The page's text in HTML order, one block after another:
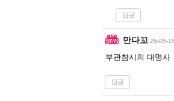
답글
만다꼬 26-05-
부관참시의 대명사
답글